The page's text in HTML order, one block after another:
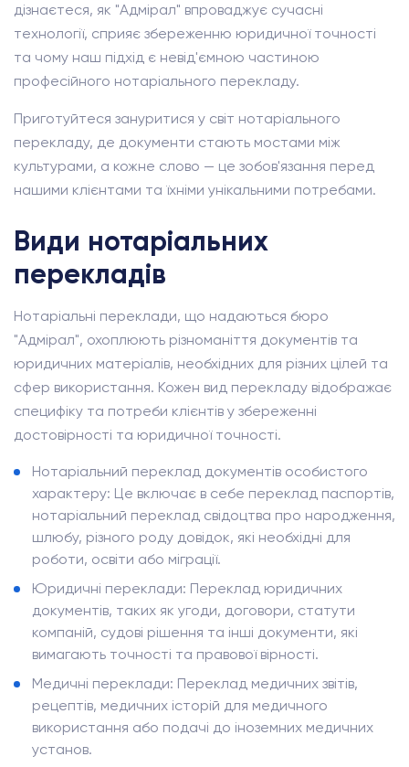
дізнаєтеся, як "Адмірал" впроваджує сучасні
технології, сприяє збереженню юридичної точності
та чому наш підхід є невід'ємною частиною
професійного нотаріального перекладу.
Приготуйтеся зануритися у світ нотаріального
перекладу, де документи стають мостами між
культурами, а кожне слово — це зобов'язання перед
нашими клієнтами та їхніми унікальними потребами.
Види нотаріальних
перекладів
Нотаріальні переклади, що надаються бюро
"Адмірал", охоплюють різноманіття документів та
юридичних матеріалів, необхідних для різних цілей та
сфер використання. Кожен вид перекладу відображає
специфіку та потреби клієнтів у збереженні
достовірності та юридичної точності.
Нотаріальний переклад документів особистого
характеру: Це включає в себе переклад паспортів,
нотаріальний переклад свідоцтва про народження,
шлюбу, різного роду довідок, які необхідні для
роботи, освіти або міграції.
Юридичні переклади: Переклад юридичних
документів, таких як угоди, договори, статути
компаній, судові рішення та інші документи, які
вимагають точності та правової вірності.
Медичні переклади: Переклад медичних звітів,
рецептів, медичних історій для медичного
використання або подачі до іноземних медичних
установ.